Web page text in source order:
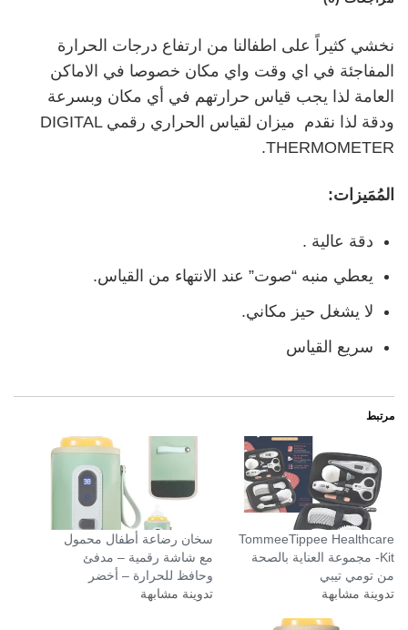
نخشي كثيراً على اطفالنا من ارتفاع درجات الحرارة
المفاجئة في اي وقت واي مكان خصوصا في الاماكن
العامة لذا يجب قياس حرارتهم في أي مكان وبسرعة
ودقة لذا نقدم ميزان لقياس الحراري رقمي DIGITAL
THERMOMETER.
المُمَيزات:
دقة عالية .
يعطي منبه “صوت” عند الانتهاء من القياس.
لا يشغل حيز مكاني.
سريع القياس
مرتبط
TommeeTippee Healthcare
Kit- مجموعة العناية بالصحة
من تومي تيبي
تدوينة مشابهة
سخان رضاعة أطفال محمول
مع شاشة رقمية – مدفئ
وحافظ للحرارة – أخضر
تدوينة مشابهة